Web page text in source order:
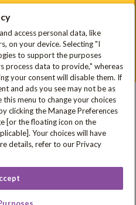
nieuwsbrief
Cookie Policy
FAQ
access personal data, like
on your device. Selecting "I
to support the purposes
process data to provide," whereas
your consent will disable them. If
and ads you see may not be as
menu to change your choices
clicking the Manage Preferences
[or the floating icon on the
Your choices will have
details, refer to our Privacy